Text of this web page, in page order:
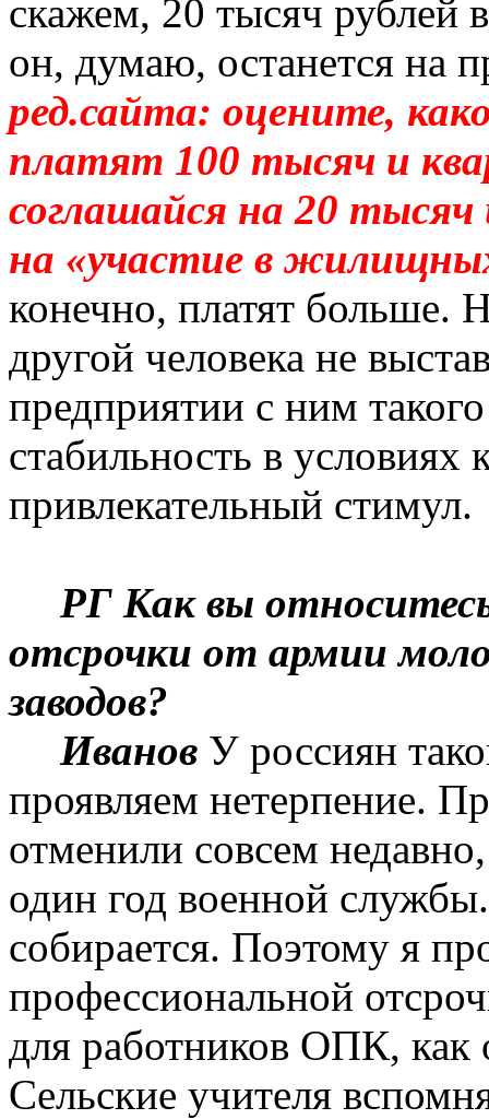
скажем, 20 тысяч рублей
он, думаю, останется на
ред.сайта: оцените,
платят 100 тысяч и
соглашайся на 20
на «участие в
конечно, платят больше.
другой человека не
предприятии с ним
стабильность в условиях
привлекательный стимул.
РГ Как вы
отсрочки от армии
заводов?
Иванов У россиян
проявляем нетерпение.
отменили совсем
один год военной
собирается. Поэтому я
профессиональной
для работников ОПК,
Сельские учителя